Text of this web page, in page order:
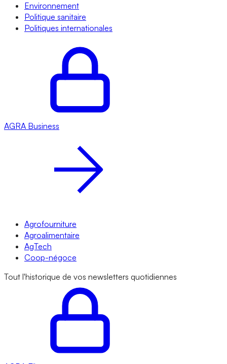
Environnement
Politique sanitaire
Politiques internationales
AGRA Business
Agrofourniture
Agroalimentaire
AgTech
Coop-négoce
Tout l'historique de vos newsletters quotidiennes